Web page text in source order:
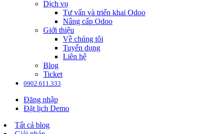
Dịch vụ
Tư vấn và triển khai Odoo
Nâng cấp Odoo
Giới thiệu
Về chúng tôi
Tuyển dụng
Liên hệ
Blog
Ticket
0902.611.333
Đăng nhập
Đặt lịch Demo
Tất cả blog